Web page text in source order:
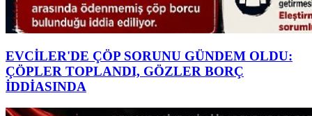
EVCİLER'DE ÇÖP SORUNU GÜNDEM OLDU:
ÇÖPLER TOPLANDI, GÖZLER BORÇ
İDDİASINDA